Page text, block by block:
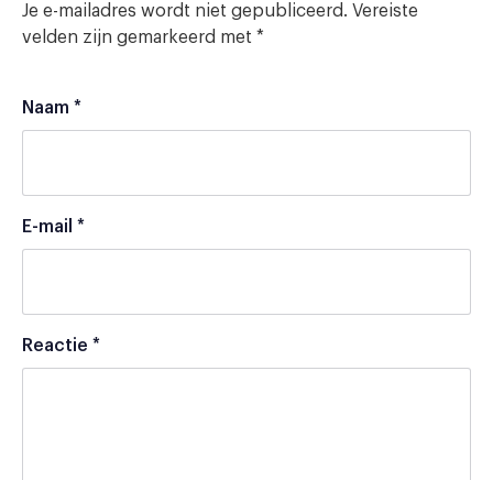
Je e-mailadres wordt niet gepubliceerd. Vereiste
velden zijn gemarkeerd met *
Naam *
E-mail *
Reactie *